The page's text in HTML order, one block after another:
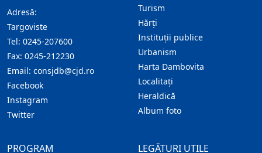
Adresă:
Targoviste
Tel: 0245-207600
Fax: 0245-212230
Email: consjdb@cjd.ro
Facebook
Instagram
Twitter
Turism
Hărţi
Instituţii publice
Urbanism
Harta Dambovita
Localitaţi
Heraldică
Album foto
LEGĂTURI UTILE
PROGRAM